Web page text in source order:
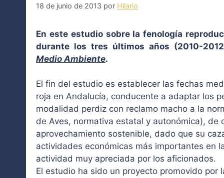
18 de junio de 2013 por Hilario
En este estudio sobre la fenología
durante los tres últimos años (2010-
Medio Ambiente.
El fin del estudio es establecer las fechas
roja en Andalucía, conducente a adaptar los
modalidad perdiz con reclamo macho a la
de Aves, normativa estatal y autonómica), de
aprovechamiento sostenible, dado que su
actividades económicas más importantes en
actividad muy apreciada por los aficionados.
El estudio ha sido un proyecto promovido por